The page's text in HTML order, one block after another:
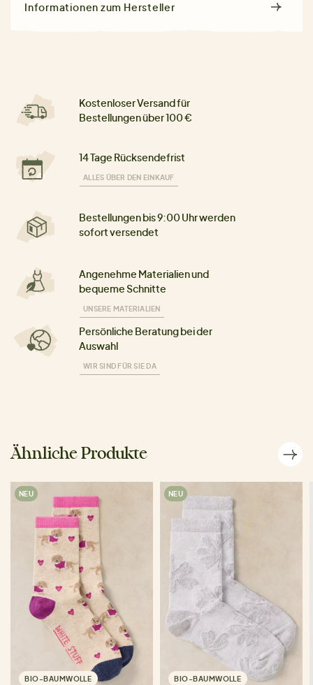
Informationen zum Hersteller
Kostenloser Versand für
Bestellungen über 100 €
14 Tage Rücksendefrist
ALLES ÜBER DEN EINKAUF
Bestellungen bis 9:00 Uhr werden
sofort versendet
Angenehme Materialien und
bequeme Schnitte
UNSERE MATERIALIEN
Persönliche Beratung bei der
Auswahl
WIR SIND FÜR SIE DA
Ähnliche Produkte
NEU
BIO-BAUMWOLLE
NEU
BIO-BAUMWOLLE